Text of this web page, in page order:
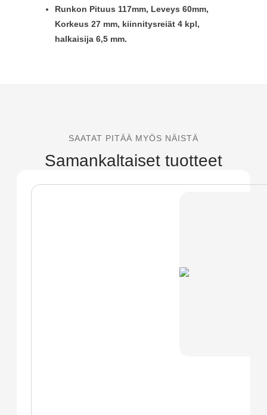
Runkon Pituus 117mm, Leveys 60mm,
Korkeus 27 mm, kiinnitysreiät 4 kpl,
halkaisija 6,5 mm.
SAATAT PITÄÄ MYÖS NÄISTÄ
Samankaltaiset tuotteet